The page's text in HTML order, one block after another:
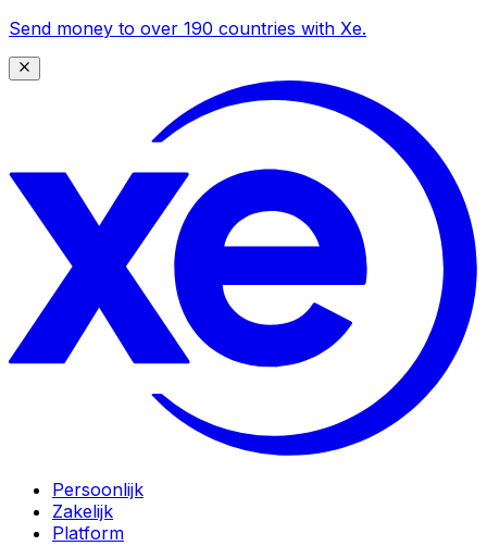
Send money to over 190 countries with Xe.
Persoonlijk
Zakelijk
Platform